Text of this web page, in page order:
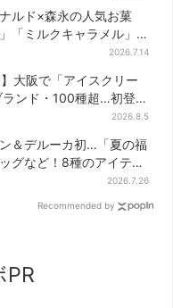
った
ルド×森永の人気お菓
「ミルクキャラメル」
身…6年ぶり復活シェイク
2026.7.14
大阪で「アイスクリー
ンド・100種超…初登場
2026.8.5
ン＆デルーカ初…「夏の福
グなど！8種のアイテム
2026.7.26
Recommended by
PR